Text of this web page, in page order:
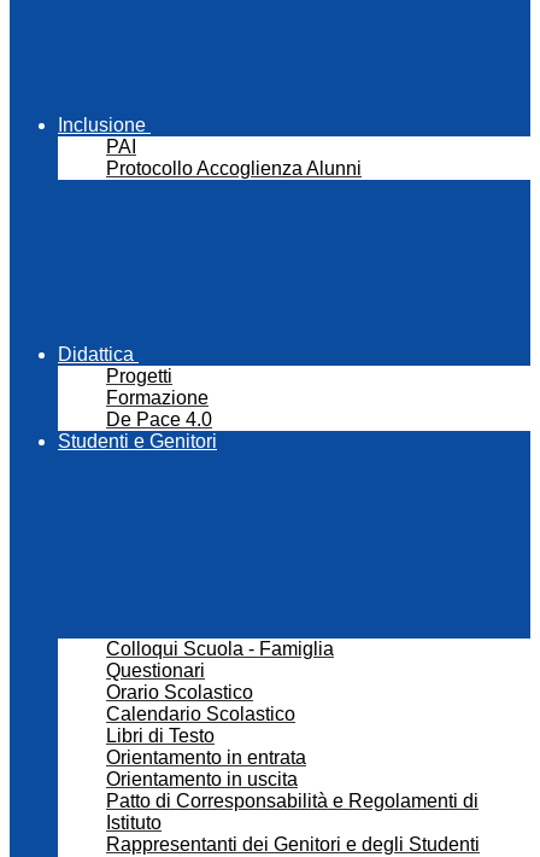
Inclusione
PAI
Protocollo Accoglienza Alunni
Didattica
Progetti
Formazione
De Pace 4.0
Studenti e Genitori
Colloqui Scuola - Famiglia
Questionari
Orario Scolastico
Calendario Scolastico
Libri di Testo
Orientamento in entrata
Orientamento in uscita
Patto di Corresponsabilità e Regolamenti di
Istituto
Rappresentanti dei Genitori e degli Studenti